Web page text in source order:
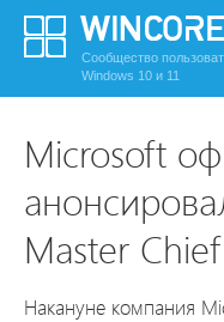
Сообщество
Windows 10 и 11
Microsoft
Master
Накануне компания